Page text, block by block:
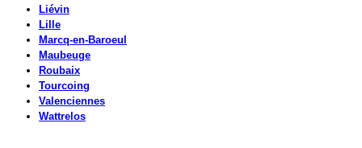
Liévin
Lille
Marcq-en-Baroeul
Maubeuge
Roubaix
Tourcoing
Valenciennes
Wattrelos